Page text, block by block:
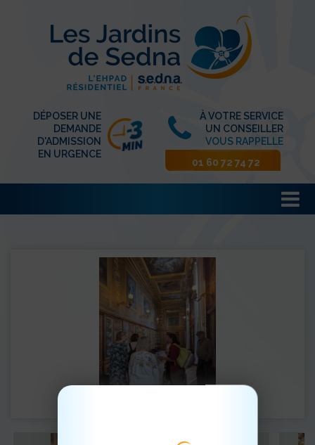
DÉPOSER UNE
DEMANDE
D'ADMISSION
EN URGENCE
À VOTRE SERVICE
UN CONSEILLER
VOUS RAPPELLE
01 60 72 74 72